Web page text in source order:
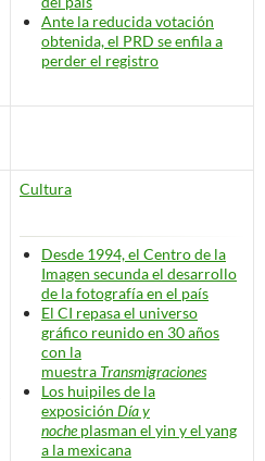
Ante la reducida votación
obtenida, el PRD se enfila a
perder el registro
Cultura
Desde 1994, el Centro de la
Imagen secunda el desarrollo
de la fotografía en el país
El CI repasa el universo
gráfico reunido en 30 años
con la
muestra Transmigraciones
Los huipiles de la
exposición Día y
nocheplasman el yin y el yang
a la mexicana